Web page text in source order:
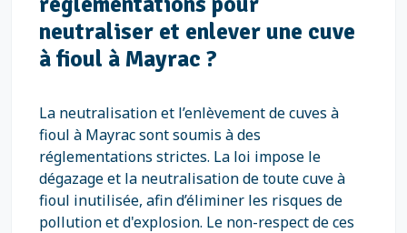
neutraliser et enlever une cuve
à fioul à Mayrac ?
La neutralisation et l’enlèvement de cuves à
fioul à Mayrac sont soumis à des
réglementations strictes. La loi impose le
dégazage et la neutralisation de toute cuve à
fioul inutilisée, afin d’éliminer les risques de
pollution et d'explosion. Le non-respect de ces